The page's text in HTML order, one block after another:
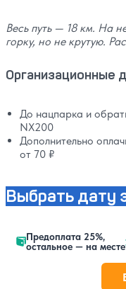
Весь путь — 18 км. На
горку, но не крутую.
Организационные
До нацпарка и
NX200
Дополнительно
от 70 ₽
Выбрать дату
Предоплата 25%,
остальное — на месте